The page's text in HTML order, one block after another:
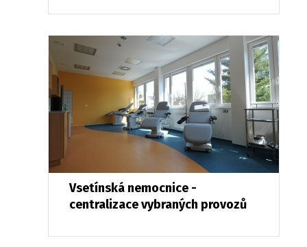
Vsetínská nemocnice -
centralizace vybraných provozů